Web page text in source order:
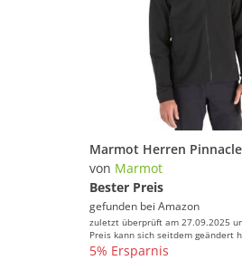
von Marmot
Bester Preis
gefunden bei Amazon
zuletzt überprüft am 27.09.2025
Preis kann sich seitdem geändert
5% Ersparnis